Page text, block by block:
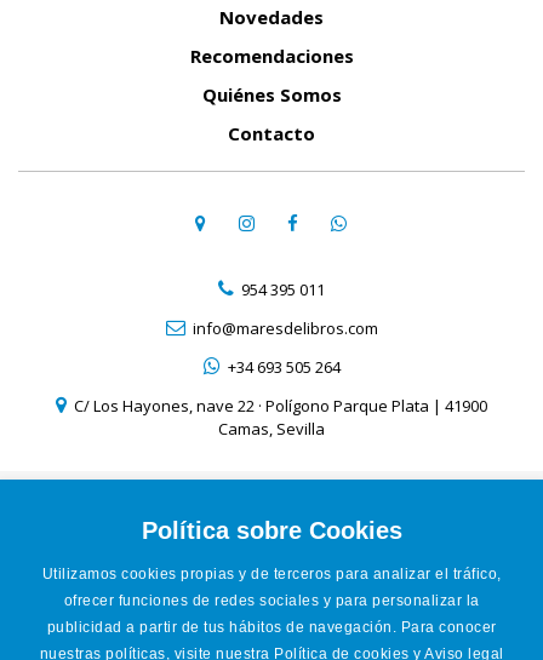
Política sobre Cookies
Utilizamos cookies propias y de terceros para analizar el tráfico,
ofrecer funciones de redes sociales y para personalizar la
publicidad a partir de tus hábitos de navegación. Para conocer
nuestras políticas, visite nuestra Política de cookies y Aviso legal
Novedades
Recomendaciones
Quiénes Somos
Contacto
954 395 011
info@maresdelibros.com
+34 693 505 264
C/ Los Hayones, nave 22 · Polígono Parque Plata | 41900
Camas, Sevilla
Política de Cookies
Condiciones de venta online
Accesibilidad